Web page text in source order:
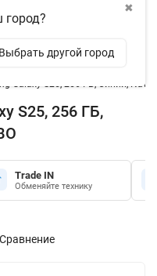
✖
город?
Выбрать другой город
и получи
при покупке в
Galaxy S25, 256 ГБ, Синий, Navy,
S25, 256 ГБ,
Trade IN
Обменяйте технику
Сравнение